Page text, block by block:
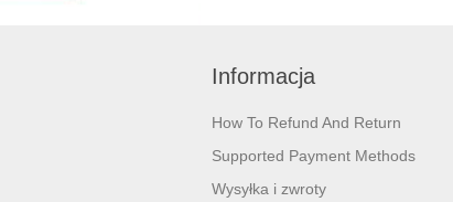
Informacja
How To Refund And Return
Supported Payment Methods
Wysyłka i zwroty